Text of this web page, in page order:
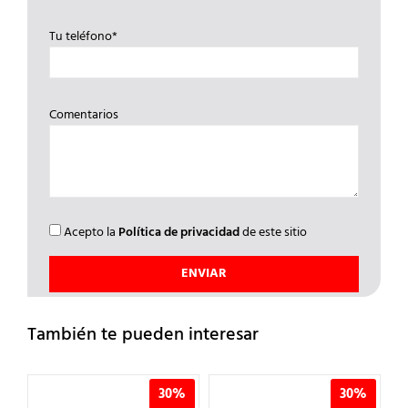
Tu teléfono*
Comentarios
Acepto la Política de privacidadde este sitio
También te pueden interesar